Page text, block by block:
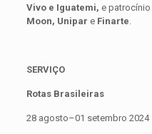
Vivo e Iguatemi, e
Moon, Unipar e Finarte
SERVIÇO
Rotas Brasileiras
28 agosto–01 setembro 2024